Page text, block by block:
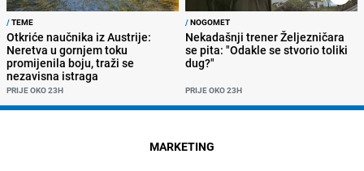
/TEME
Otkriće naučnika iz Austrije:
Neretva u gornjem toku
promijenila boju, traži se
nezavisna istraga
PRIJE OKO 23H
/NOGOMET
Nekadašnji trener Željezničara
se pita: "Odakle se stvorio toliki
dug?"
PRIJE OKO 23H
MARKETING